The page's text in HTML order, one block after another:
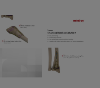
Solution Brochure